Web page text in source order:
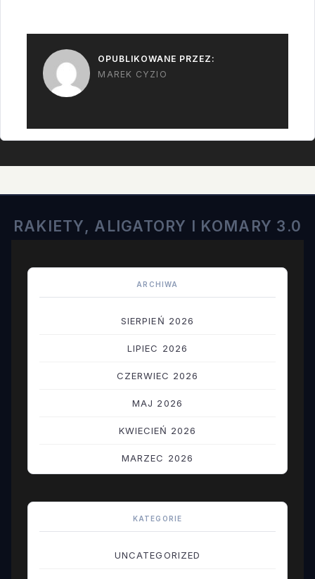
OPUBLIKOWANE PRZEZ:
MAREK CYZIO
RAKIETY, ALIGATORY I KOMARY 3.0
ARCHIWA
SIERPIEŃ 2026
LIPIEC 2026
CZERWIEC 2026
MAJ 2026
KWIECIEŃ 2026
MARZEC 2026
KATEGORIE
UNCATEGORIZED